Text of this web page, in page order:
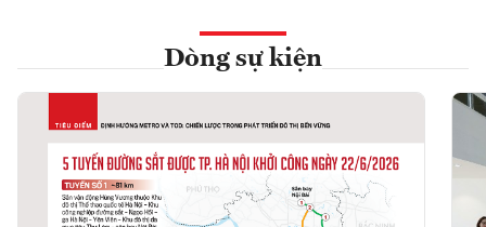
Dòng sự kiện